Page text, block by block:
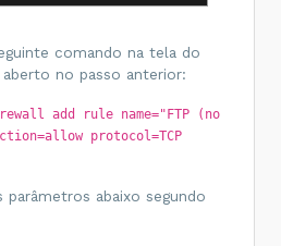
comando na tela do
no passo anterior:
add rule name="FTP (no
protocol=TCP
abaixo segundo